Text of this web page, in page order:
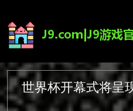
世界杯开幕式将呈